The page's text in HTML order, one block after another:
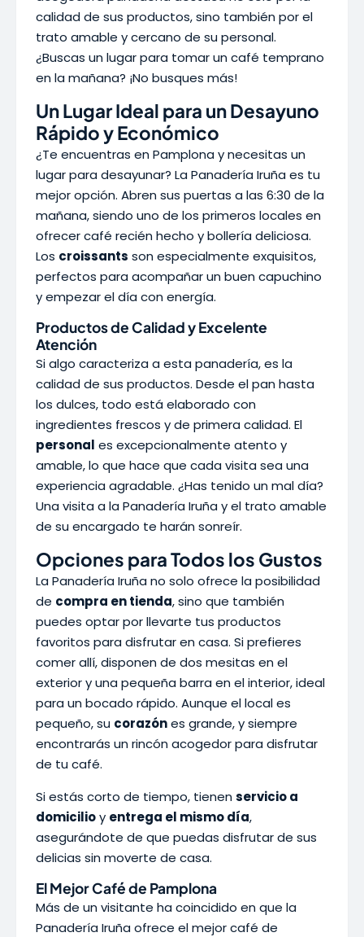
calidad de sus productos, sino también por el
trato amable y cercano de su personal.
¿Buscas un lugar para tomar un café temprano
en la mañana? ¡No busques más!
Un Lugar Ideal para un Desayuno
Rápido y Económico
¿Te encuentras en Pamplona y necesitas un
lugar para desayunar? La Panadería Iruña es tu
mejor opción. Abren sus puertas a las 6:30 de la
mañana, siendo uno de los primeros locales en
ofrecer café recién hecho y bollería deliciosa.
Los croissants son especialmente exquisitos,
perfectos para acompañar un buen capuchino
y empezar el día con energía.
Productos de Calidad y Excelente
Atención
Si algo caracteriza a esta panadería, es la
calidad de sus productos. Desde el pan hasta
los dulces, todo está elaborado con
ingredientes frescos y de primera calidad. El
personal es excepcionalmente atento y
amable, lo que hace que cada visita sea una
experiencia agradable. ¿Has tenido un mal día?
Una visita a la Panadería Iruña y el trato amable
de su encargado te harán sonreír.
Opciones para Todos los Gustos
La Panadería Iruña no solo ofrece la posibilidad
de compra en tienda, sino que también
puedes optar por llevarte tus productos
favoritos para disfrutar en casa. Si prefieres
comer allí, disponen de dos mesitas en el
exterior y una pequeña barra en el interior, ideal
para un bocado rápido. Aunque el local es
pequeño, su corazónes grande, y siempre
encontrarás un rincón acogedor para disfrutar
de tu café.
Si estás corto de tiempo, tienen servicio a
domicilioy entrega el mismo día,
asegurándote de que puedas disfrutar de sus
delicias sin moverte de casa.
El Mejor Café de Pamplona
Más de un visitante ha coincidido en que la
Panadería Iruña ofrece el mejor café de